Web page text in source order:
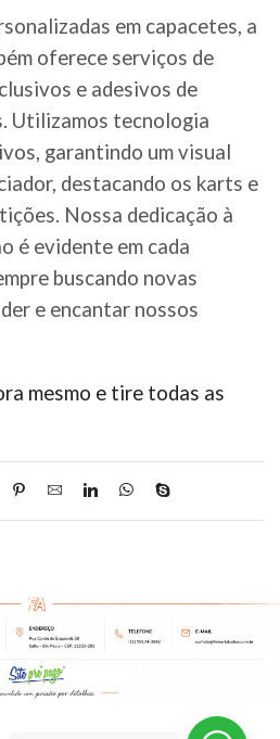
em capacetes, a
oferece serviços de
e adesivos de
Utilizamos tecnologia
garantindo um visual
destacando os karts e
Nossa dedicação à
é evidente em cada
buscando novas
e encantar nossos
mesmo e tire todas as